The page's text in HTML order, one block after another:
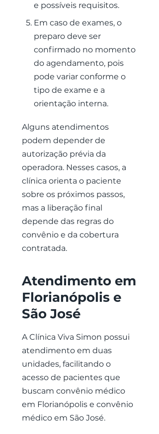
e possíveis requisitos.
Em caso de exames, o
preparo deve ser
confirmado no momento
do agendamento, pois
pode variar conforme o
tipo de exame e a
orientação interna.
Alguns atendimentos
podem depender de
autorização prévia da
operadora. Nesses casos, a
clínica orienta o paciente
sobre os próximos passos,
mas a liberação final
depende das regras do
convênio e da cobertura
contratada.
Atendimento em
Florianópolis e
São José
A Clínica Viva Simon possui
atendimento em duas
unidades, facilitando o
acesso de pacientes que
buscam convênio médico
em Florianópolis e convênio
médico em São José.